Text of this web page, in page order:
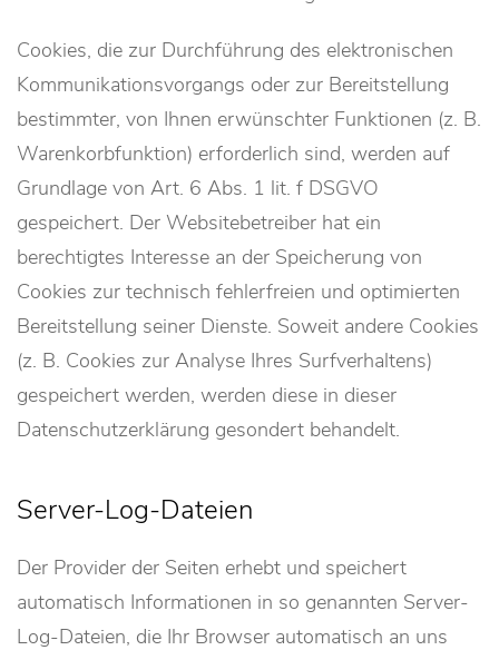
Cookies, die zur Durchführung des elektronischen
Kommunikationsvorgangs oder zur Bereitstellung
bestimmter, von Ihnen erwünschter Funktionen (z. B.
Warenkorbfunktion) erforderlich sind, werden auf
Grundlage von Art. 6 Abs. 1 lit. f DSGVO
gespeichert. Der Websitebetreiber hat ein
berechtigtes Interesse an der Speicherung von
Cookies zur technisch fehlerfreien und optimierten
Bereitstellung seiner Dienste. Soweit andere Cookies
(z. B. Cookies zur Analyse Ihres Surfverhaltens)
gespeichert werden, werden diese in dieser
Datenschutzerklärung gesondert behandelt.
Server-Log-Dateien
Der Provider der Seiten erhebt und speichert
automatisch Informationen in so genannten Server-
Log-Dateien, die Ihr Browser automatisch an uns